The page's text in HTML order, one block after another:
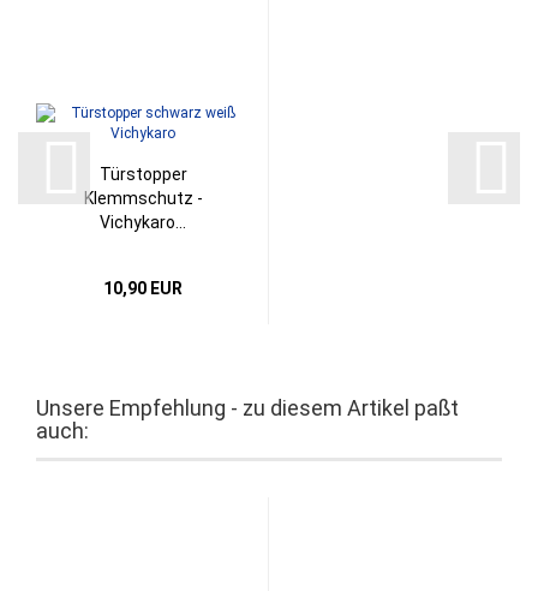
Türstopper
Klemmschutz -
Vichykaro...
10,90 EUR
Unsere Empfehlung - zu diesem Artikel paßt
auch: